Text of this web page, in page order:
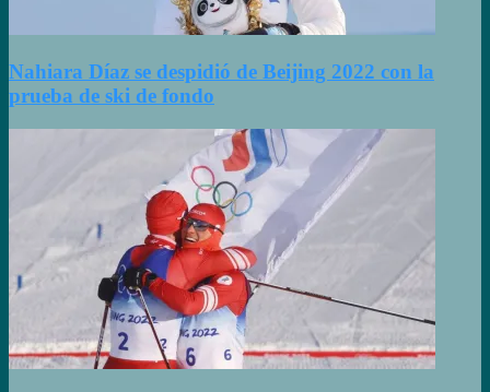
Nahiara Díaz se despidió de Beijing 2022 con la
prueba de ski de fondo